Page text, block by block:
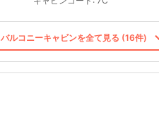
バルコニーキャビンを全て見る (16件)